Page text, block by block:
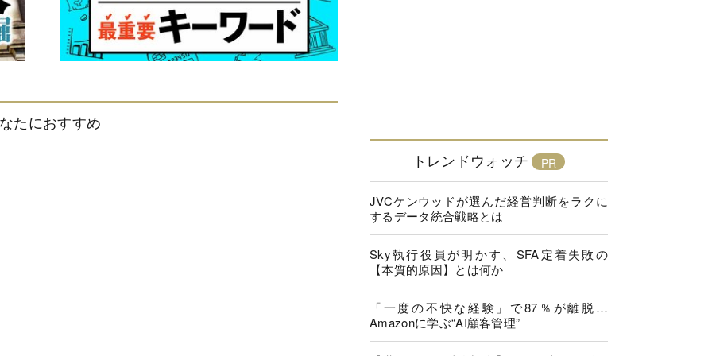
たにおすすめ
トレンドウォッチ
JVCケンウッドが選んだ経営判断をラクに
するデータ統合戦略とは
Sky執行役員が明かす、SFA定着失敗の
【本質的原因】とは何か
「一度の不快な経験」で87％が離脱…
Amazonに学ぶ“AI顧客管理”